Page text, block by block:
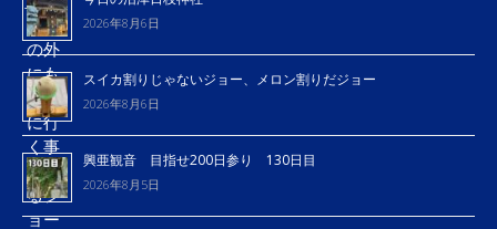
2026年8月6日
スイカ割りじゃないジョー、メロン割りだジョー
2026年8月6日
興亜観音 目指せ200日参り 130日目
2026年8月5日